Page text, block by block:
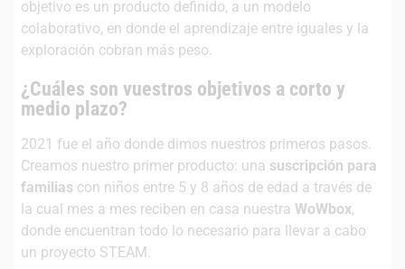
objetivo es un producto definido, a un modelo
colaborativo, en donde el aprendizaje entre iguales y la
exploración cobran más peso.
¿Cuáles son vuestros objetivos a corto y
medio plazo?
2021 fue el año donde dimos nuestros primeros pasos.
Creamos nuestro primer producto: una suscripción para
familias con niños entre 5 y 8 años de edad a través de
la cual mes a mes reciben en casa nuestra WoWbox,
donde encuentran todo lo necesario para llevar a cabo
un proyecto STEAM.